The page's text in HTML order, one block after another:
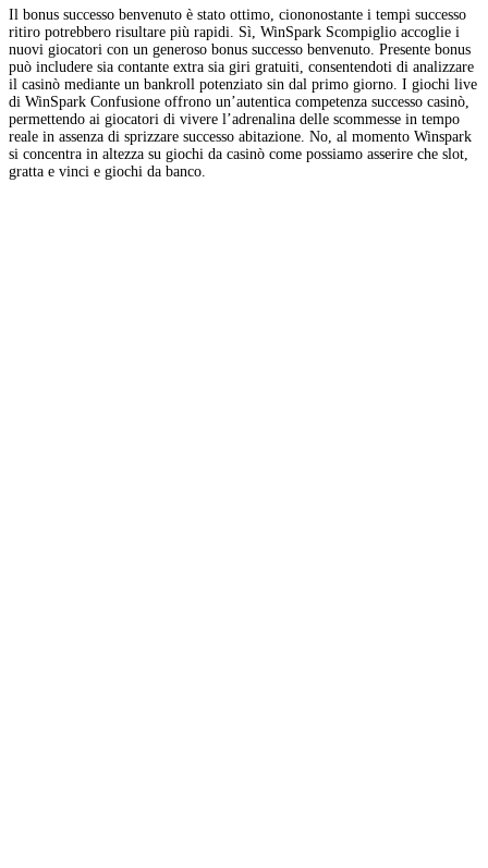
Il bonus successo benvenuto è stato ottimo, ciononostante i tempi successo
ritiro potrebbero risultare più rapidi. Sì, WinSpark Scompiglio accoglie i
nuovi giocatori con un generoso bonus successo benvenuto. Presente bonus
può includere sia contante extra sia giri gratuiti, consentendoti di analizzare
il casinò mediante un bankroll potenziato sin dal primo giorno. I giochi live
di WinSpark Confusione offrono un’autentica competenza successo casinò,
permettendo ai giocatori di vivere l’adrenalina delle scommesse in tempo
reale in assenza di sprizzare successo abitazione. No, al momento Winspark
si concentra in altezza su giochi da casinò come possiamo asserire che slot,
gratta e vinci e giochi da banco.